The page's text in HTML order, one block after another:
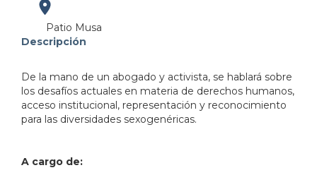
Patio Musa
Descripción
De la mano de un abogado y activista, se hablará sobre
los desafíos actuales en materia de derechos humanos,
acceso institucional, representación y reconocimiento
para las diversidades sexogenéricas.
A cargo de: